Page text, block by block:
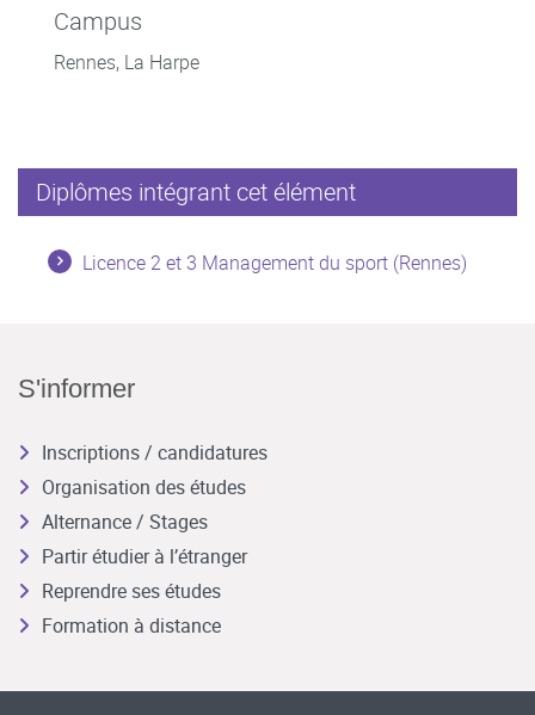
Campus
Rennes, La Harpe
Diplômes intégrant cet élément
Licence 2 et 3 Management du sport (Rennes)
S'informer
Inscriptions / candidatures
Organisation des études
Alternance / Stages
Partir étudier à l’étranger
Reprendre ses études
Formation à distance